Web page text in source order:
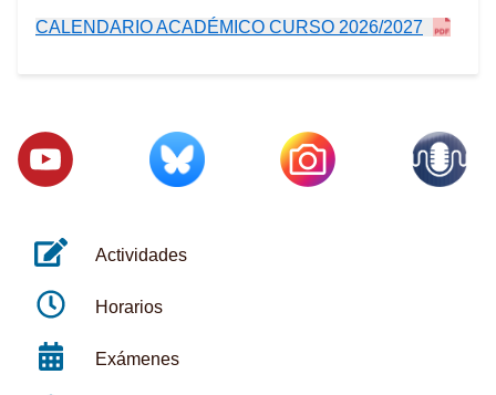
CALENDARIO ACADÉMICO CURSO 2026/2027
Actividades
Horarios
Exámenes